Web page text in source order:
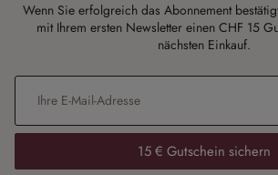
Wenn Sie erfolgreich das Abonnement
mit Ihrem ersten Newsletter einen CHF 15
nächsten Einkauf.
E-Mail-Adresse
15 € Gutschein sichern